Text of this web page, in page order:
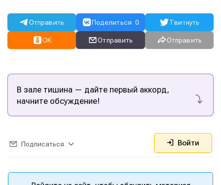
Отправить Поделиться 0 Твитнуть
OK Отправить Отправить
В зале тишина — дайте первый аккорд,
начните обсуждение!
Подписаться Войти